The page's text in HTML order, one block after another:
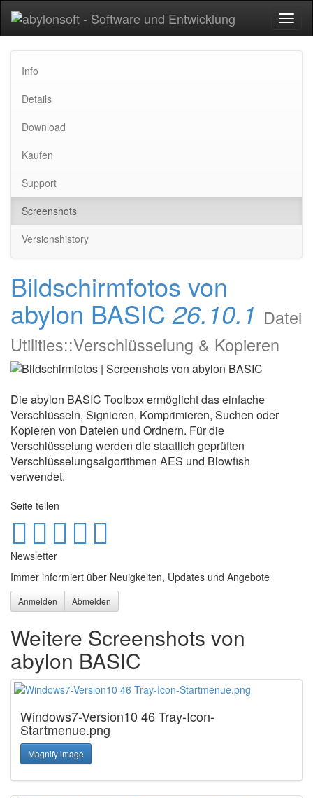
Info
Details
Download
Kaufen
Support
Screenshots
Versionshistory
Bildschirmfotos von
abylon BASIC 26.10.1 Datei
Utilities::Verschlüsselung & Kopieren
Die abylon BASIC Toolbox ermöglicht das einfache
Verschlüsseln, Signieren, Komprimieren, Suchen oder
Kopieren von Dateien und Ordnern. Für die
Verschlüsselung werden die staatlich geprüften
Verschlüsselungsalgorithmen AES und Blowfish
verwendet.
Seite teilen
Newsletter
Immer informiert über Neuigkeiten, Updates und Angebote
Anmelden Abmelden
Weitere Screenshots von
abylon BASIC
Windows7-Version10 46 Tray-Icon-
Startmenue.png
Magnify image